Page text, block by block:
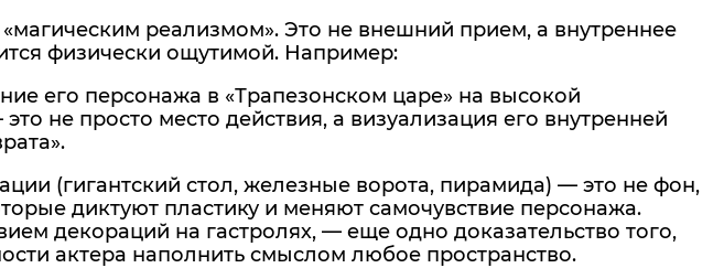
реализмом». Это не внешний прием, а внутреннее
физически ощутимой. Например:
его персонажа в «Трапезонском царе» на высокой
не просто место действия, а визуализация его внутренней
(гигантский стол, железные ворота, пирамида) — это не фон,
диктуют пластику и меняют самочувствие персонажа.
декораций на гастролях, — еще одно доказательство того,
актера наполнить смыслом любое пространство.